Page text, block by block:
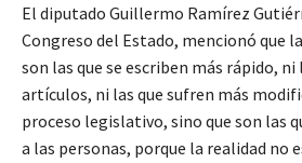
El diputado Guillermo Ramírez
Congreso del Estado, mencionó que
son las que se escriben más rápido,
artículos, ni las que sufren más
proceso legislativo, sino que son las
a las personas, porque la realidad no